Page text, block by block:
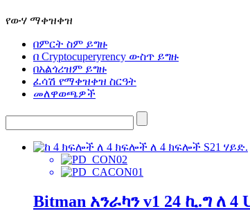
የውሃ ማቀዝቀዝ
በምርት ስም ይግዙ
በ Cryptocuperyrency ውስጥ ይግዙ
በአልጎሪዝም ይግዙ
ፈሳሽ የማቀዝቀዝ ስርዓት
መለዋወጫዎች
Bitman አንራካን v1 24 ኪ.ግ ለ 4